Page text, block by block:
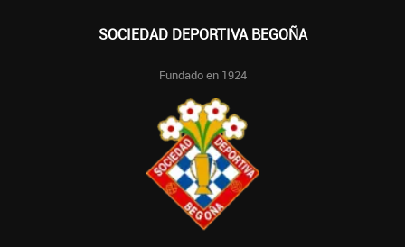
SOCIEDAD DEPORTIVA BEGOÑA
Fundado en 1924